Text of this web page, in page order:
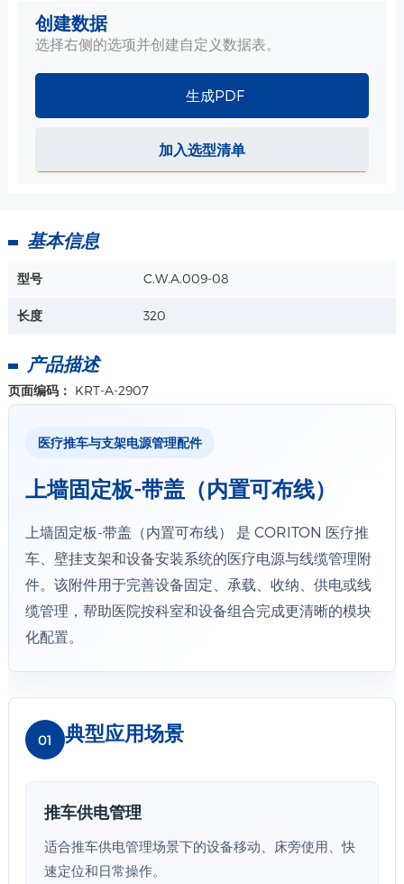
创建数据
选择右侧的选项并创建自定义数据表。
生成PDF
加入选型清单
基本信息
型号 C.W.A.009-08
长度 320
产品描述
页面编码： KRT-A-2907
医疗推车与支架电源管理配件
上墙固定板-带盖（内置可布线）
上墙固定板-带盖（内置可布线） 是 CORITON 医疗推
车、壁挂支架和设备安装系统的医疗电源与线缆管理附
件。该附件用于完善设备固定、承载、收纳、供电或线
缆管理，帮助医院按科室和设备组合完成更清晰的模块
化配置。
01 典型应用场景
推车供电管理
适合推车供电管理场景下的设备移动、床旁使用、快
速定位和日常操作。